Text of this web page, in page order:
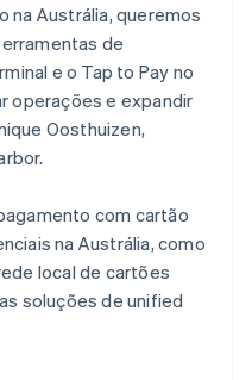
Austrália, queremos
de
e o Tap to Pay no
operações e expandir
Oosthuizen,
com cartão
na Austrália, como
local de cartões
soluções de unified